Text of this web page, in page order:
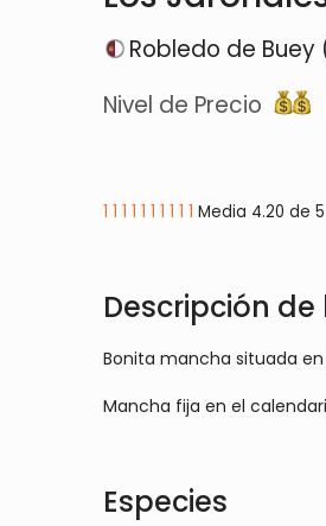
Robledo de Buey
Nivel de Precio
1 1 1 1 1 1 1 1 1 1 Media 4.20 de
Descripción de
Bonita mancha situada
Mancha fija en el
Especies